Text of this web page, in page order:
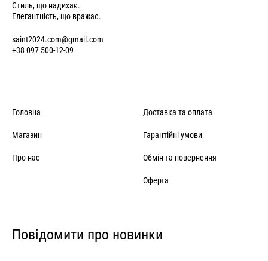
Стиль, що надихає.
Елегантність, що вражає.
saint2024.com@gmail.com
+38 097 500-12-09
Головна
Магазин
Про нас
Доставка та оплата
Гарантійні умови
Обмін та повернення
Оферта
Повідомити про новинки